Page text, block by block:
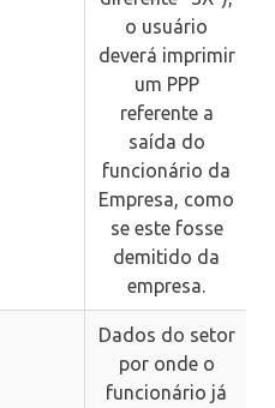
o usuário
deverá imprimir
um PPP
referente a
saída do
funcionário da
Empresa, como
se este fosse
demitido da
empresa.
Dados do setor
por onde o
funcionário já